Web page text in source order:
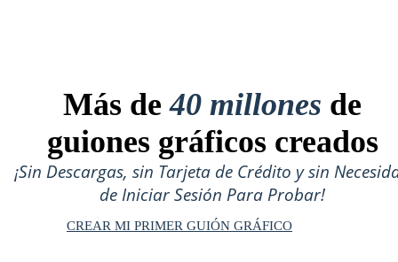
Más de40 millones de
guiones gráficos creados
¡Sin Descargas, sin Tarjeta de Crédito y sin
de Iniciar Sesión Para Probar!
CREAR MI PRIMER GUIÓN GRÁFICO